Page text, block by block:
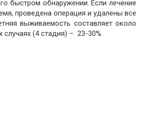
быстром обнаружении. Если лечение
проведена операция и удалены все
выживаемость составляет около
случаях (4 стадия) – 23-30%.